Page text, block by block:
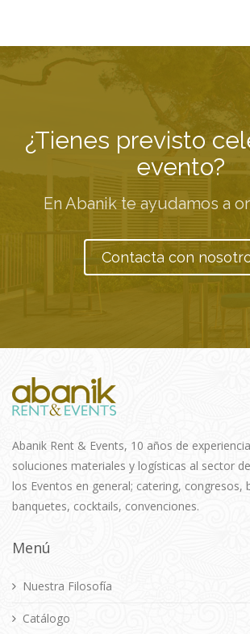
¿Tienes previsto
evento?
En Abanik te ayudamos a
Contacta con
Abanik Rent & Events, 10 años de
soluciones materiales y logísticas al sector
los Eventos en general; catering, congresos,
banquetes, cocktails, convenciones.
Menú
Nuestra Filosofía
Catálogo